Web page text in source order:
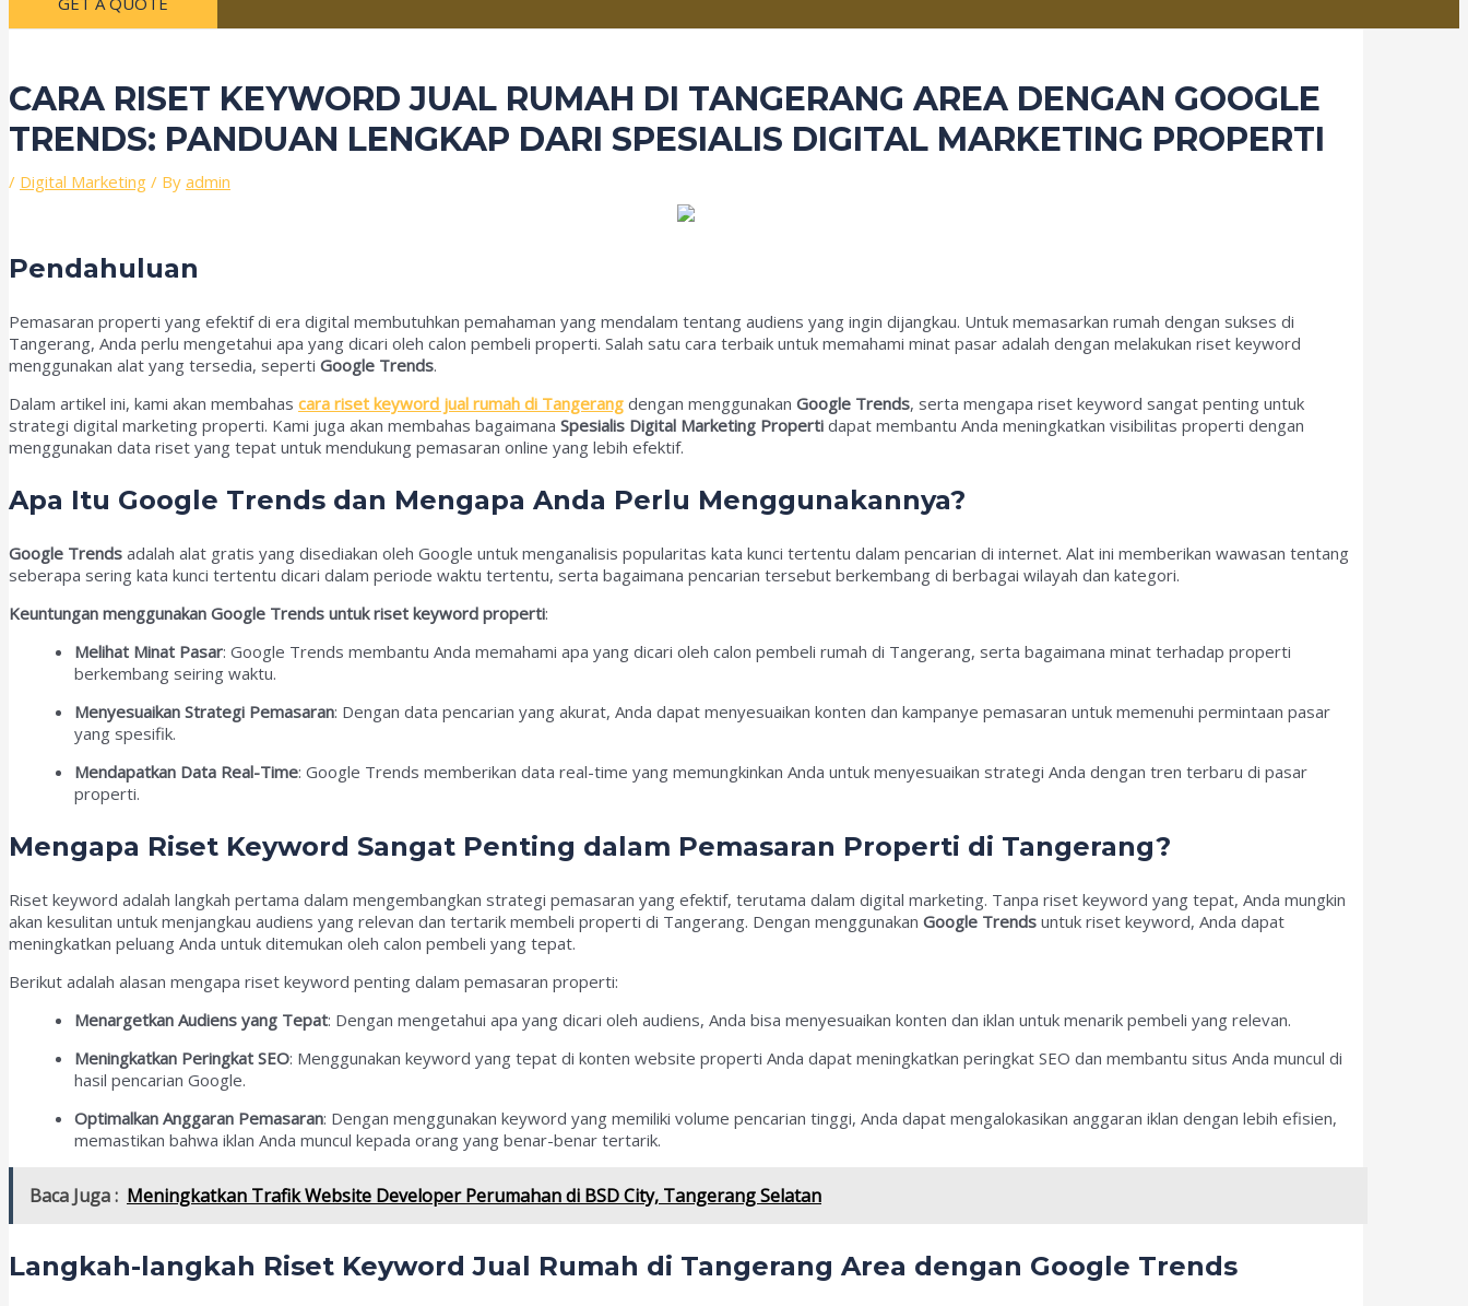
CARA RISET KEYWORD JUAL RUMAH DI TANGERANG AREA DENGAN GOOGLE
TRENDS: PANDUAN LENGKAP DARI SPESIALIS DIGITAL MARKETING PROPERTI
/ Digital Marketing / By admin
Pendahuluan
Pemasaran properti yang efektif di era digital membutuhkan pemahaman yang mendalam tentang audiens yang ingin dijangkau. Untuk memasarkan rumah dengan sukses di
Tangerang, Anda perlu mengetahui apa yang dicari oleh calon pembeli properti. Salah satu cara terbaik untuk memahami minat pasar adalah dengan melakukan riset keyword
menggunakan alat yang tersedia, seperti Google Trends.
Dalam artikel ini, kami akan membahas cara riset keyword jual rumah di Tangerang dengan menggunakan Google Trends, serta mengapa riset keyword sangat penting untuk
strategi digital marketing properti. Kami juga akan membahas bagaimana Spesialis Digital Marketing Properti dapat membantu Anda meningkatkan visibilitas properti dengan
menggunakan data riset yang tepat untuk mendukung pemasaran online yang lebih efektif.
Apa Itu Google Trends dan Mengapa Anda Perlu Menggunakannya?
Google Trends adalah alat gratis yang disediakan oleh Google untuk menganalisis popularitas kata kunci tertentu dalam pencarian di internet. Alat ini memberikan wawasan tentang
seberapa sering kata kunci tertentu dicari dalam periode waktu tertentu, serta bagaimana pencarian tersebut berkembang di berbagai wilayah dan kategori.
Keuntungan menggunakan Google Trends untuk riset keyword properti:
Melihat Minat Pasar: Google Trends membantu Anda memahami apa yang dicari oleh calon pembeli rumah di Tangerang, serta bagaimana minat terhadap properti
berkembang seiring waktu.
Menyesuaikan Strategi Pemasaran: Dengan data pencarian yang akurat, Anda dapat menyesuaikan konten dan kampanye pemasaran untuk memenuhi permintaan pasar
yang spesifik.
Mendapatkan Data Real-Time: Google Trends memberikan data real-time yang memungkinkan Anda untuk menyesuaikan strategi Anda dengan tren terbaru di pasar
properti.
Mengapa Riset Keyword Sangat Penting dalam Pemasaran Properti di Tangerang?
Riset keyword adalah langkah pertama dalam mengembangkan strategi pemasaran yang efektif, terutama dalam digital marketing. Tanpa riset keyword yang tepat, Anda mungkin
akan kesulitan untuk menjangkau audiens yang relevan dan tertarik membeli properti di Tangerang. Dengan menggunakan Google Trends untuk riset keyword, Anda dapat
meningkatkan peluang Anda untuk ditemukan oleh calon pembeli yang tepat.
Berikut adalah alasan mengapa riset keyword penting dalam pemasaran properti:
Menargetkan Audiens yang Tepat: Dengan mengetahui apa yang dicari oleh audiens, Anda bisa menyesuaikan konten dan iklan untuk menarik pembeli yang relevan.
Meningkatkan Peringkat SEO: Menggunakan keyword yang tepat di konten website properti Anda dapat meningkatkan peringkat SEO dan membantu situs Anda muncul di
hasil pencarian Google.
Optimalkan Anggaran Pemasaran: Dengan menggunakan keyword yang memiliki volume pencarian tinggi, Anda dapat mengalokasikan anggaran iklan dengan lebih efisien,
memastikan bahwa iklan Anda muncul kepada orang yang benar-benar tertarik.
Baca Juga : Meningkatkan Trafik Website Developer Perumahan di BSD City, Tangerang Selatan
Langkah-langkah Riset Keyword Jual Rumah di Tangerang Area dengan Google Trends